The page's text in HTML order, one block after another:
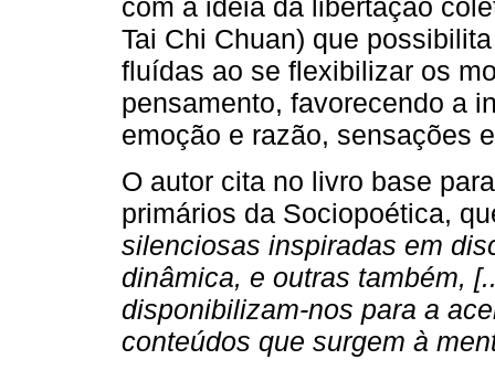
Tai Chi Chuan) que
fluídas ao se flexibilizar os
pensamento, favorecendo a
emoção e razão, sensações
O autor cita no livro base
primários da Sociopoética,
silenciosas inspiradas em
dinâmica, e outras também,
disponibilizam-nos para a
conteúdos que surgem à